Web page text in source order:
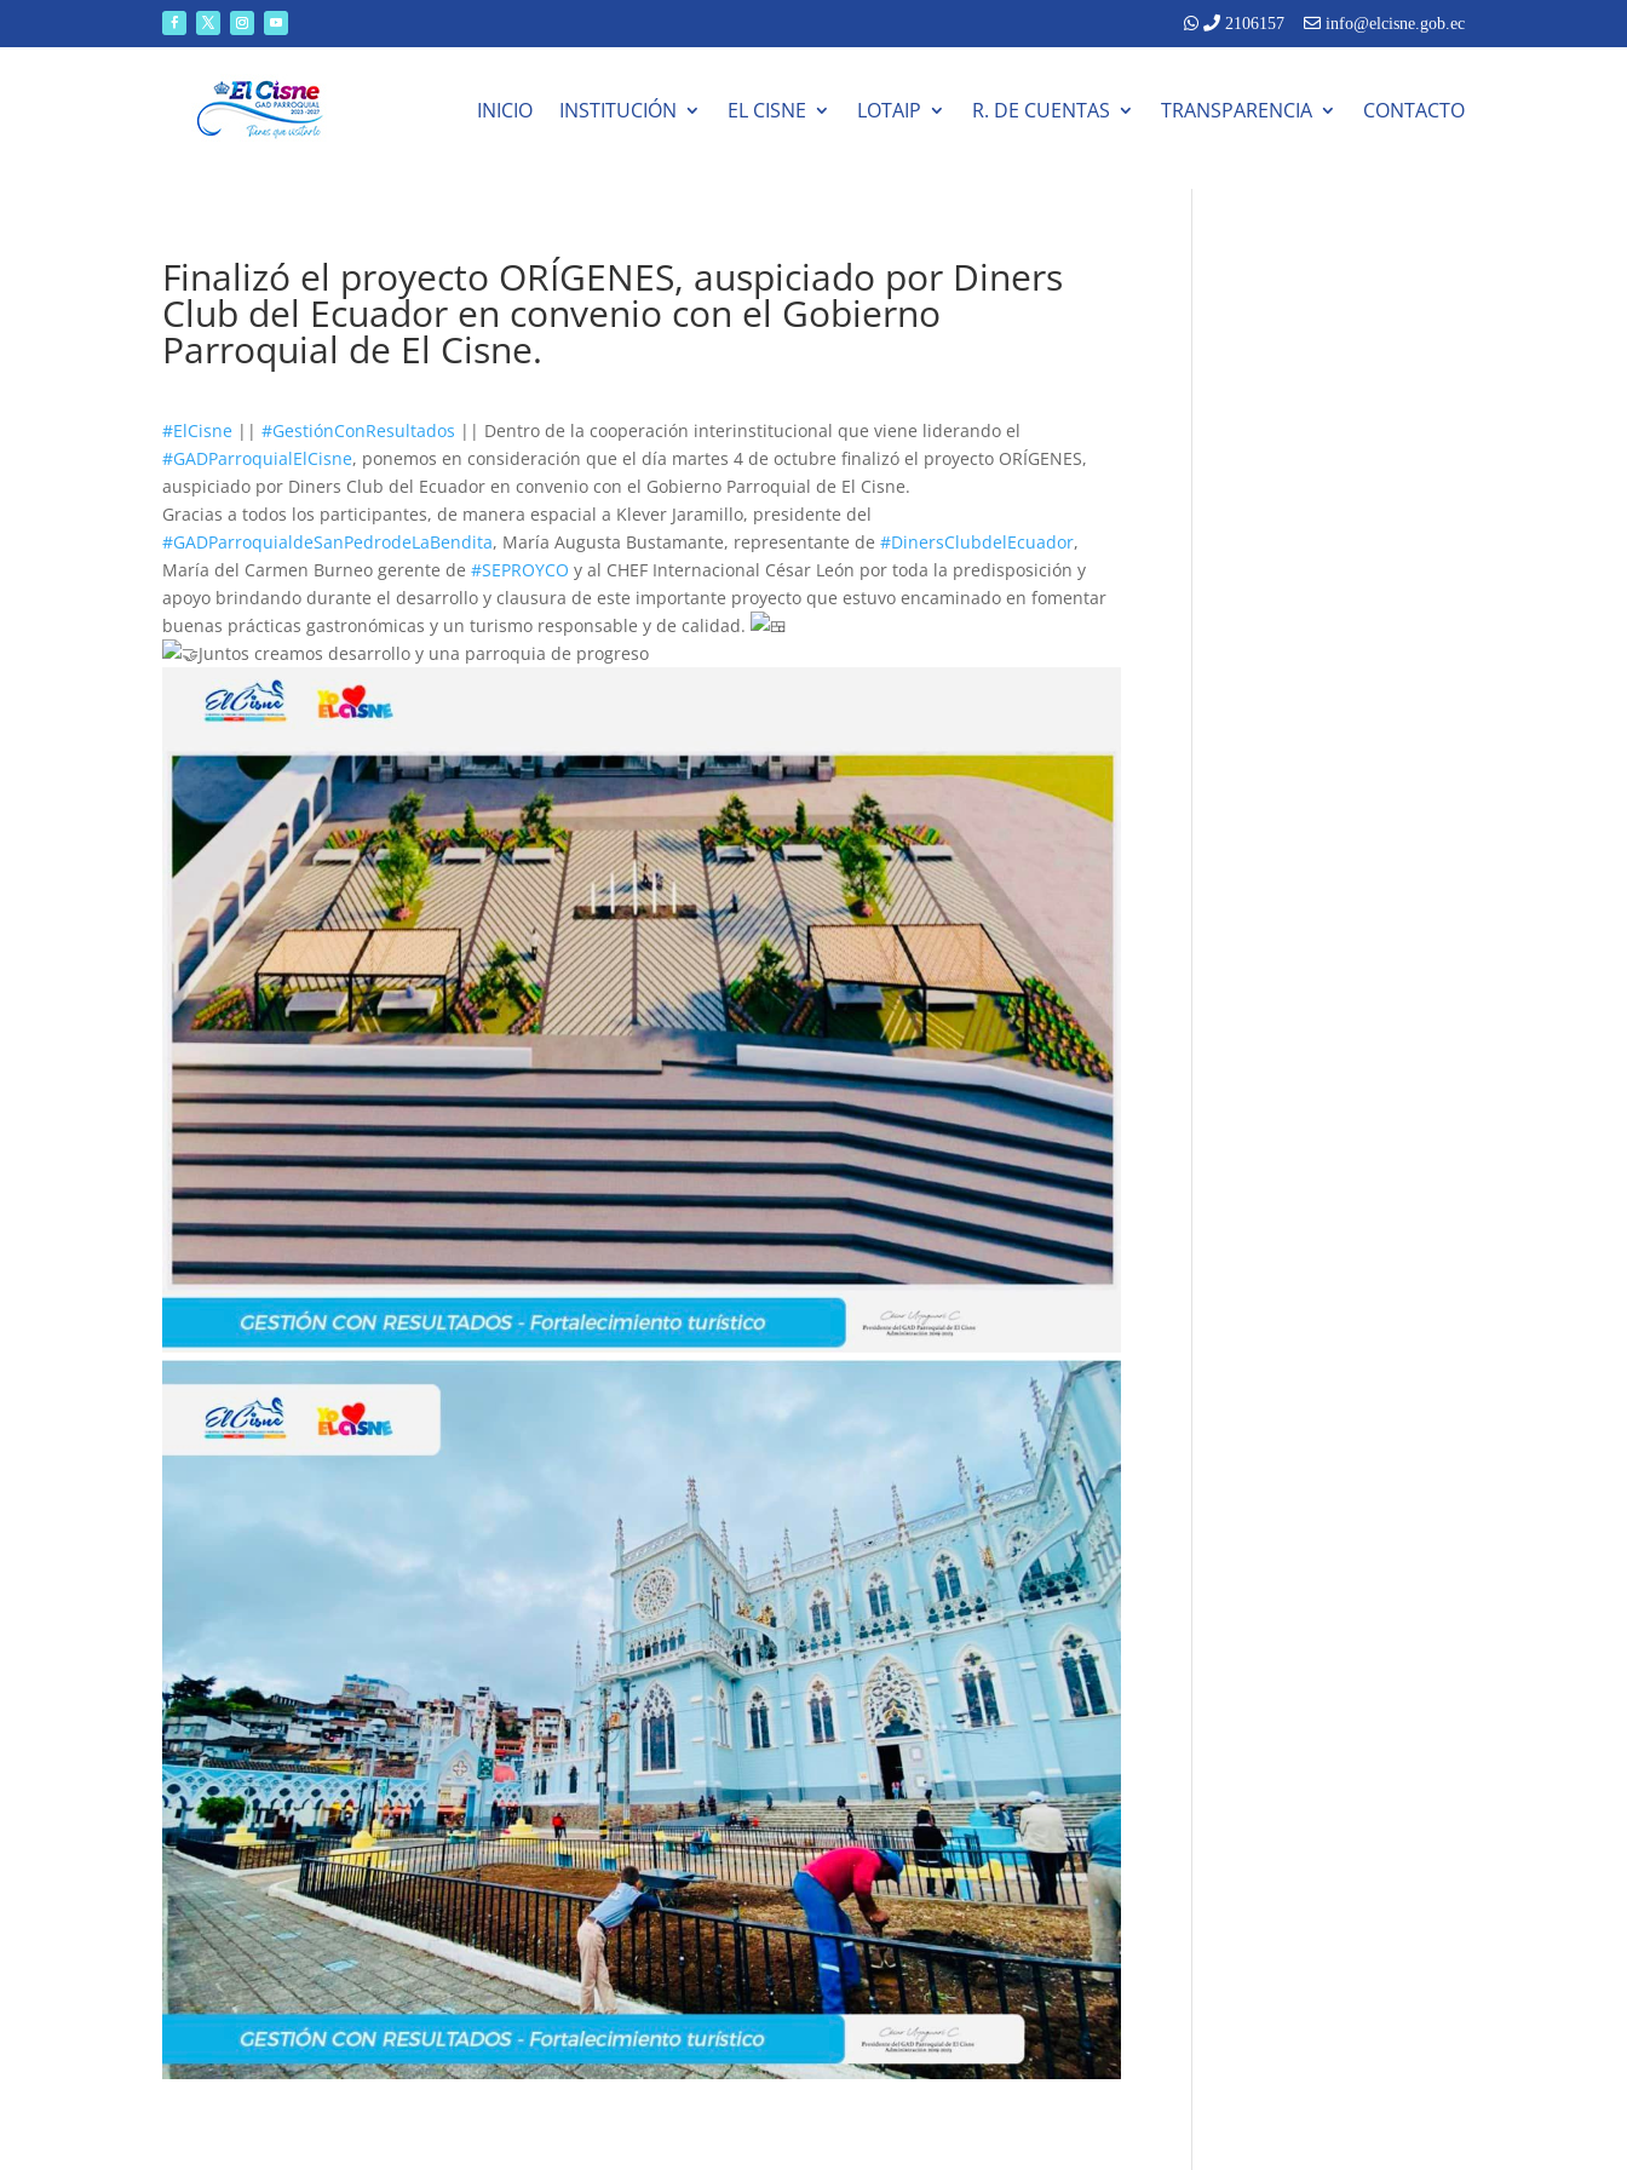
2106157 info@elcisne.gob.ec
INICIO INSTITUCIÓN EL CISNE LOTAIP R. DE CUENTAS TRANSPARENCIA CONTACTO
Finalizó el proyecto ORÍGENES, auspiciado por Diners
Club del Ecuador en convenio con el Gobierno
Parroquial de El Cisne.
#ElCisne ||#GestiónConResultados || Dentro de la cooperación interinstitucional que viene liderando el
#GADParroquialElCisne, ponemos en consideración que el día martes 4 de octubre finalizó el proyecto ORÍGENES,
auspiciado por Diners Club del Ecuador en convenio con el Gobierno Parroquial de El Cisne.
Gracias a todos los participantes, de manera espacial a Klever Jaramillo, presidente del
#GADParroquialdeSanPedrodeLaBendita, María Augusta Bustamante, representante de#DinersClubdelEcuador,
María del Carmen Burneo gerente de#SEPROYCO y al CHEF Internacional César León por toda la predisposición y
apoyo brindando durante el desarrollo y clausura de este importante proyecto que estuvo encaminado en fomentar
buenas prácticas gastronómicas y un turismo responsable y de calidad.
Juntos creamos desarrollo y una parroquia de progreso